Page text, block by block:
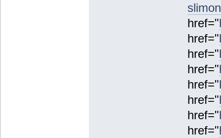
href="
href="
href="
href="
href="
href="
href="
href="